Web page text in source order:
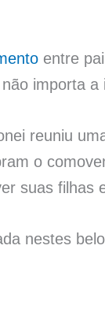
entre
importa a
reuniu
o
suas filhas
nestes